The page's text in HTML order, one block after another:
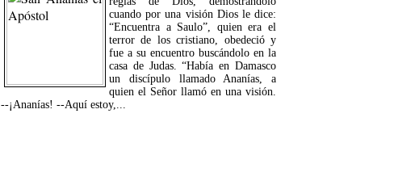
cuando por una visión Dios le dice:
“Encuentra a Saulo”, quien era el
terror de los cristiano, obedeció y
fue a su encuentro buscándolo en la
casa de Judas. “Había en Damasco
un discípulo llamado Ananías, a
quien el Señor llamó en una visión.
--¡Ananías! --Aquí estoy,...